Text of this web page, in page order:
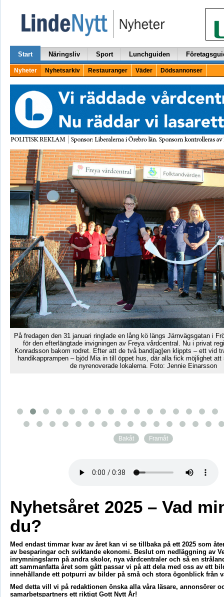
Start Näringsliv Sport Lunchguiden
Nyheter Nyhetsarkiv Restauranger Väder Dödsannonser
På fredagen den 31 januari ringlade en lång kö längs Järnvägsgatan i
för den efterlängtade invigningen av Freya vårdcentral. Nu i privat
Konradsson bakom rodret. Efter att de två band(ag)en klippts – ett vid
handikapprampen – bjöd Mia in till öppet hus, där alla fick möjlighet
de nyrenoverade lokalerna. Foto: Jennie Einarsson
Bakåt Framåt
Nyhetsåret 2025 – Vad
du?
Med endast timmar kvar av året kan vi se tillbaka på ett 2025 som
av besparingar och sviktande ekonomi. Beslut om nedläggning av
inrymningslarm på andra skolor, nya vårdcentraler och så en
att sammanfatta året som gått passar vi på att dela med oss av ett
innehållande ett potpurri av bilder på små och stora ögonblick från
Med detta vill vi på redaktionen önska alla våra läsare, annonsörer
samarbetspartners ett riktigt Gott Nytt År!